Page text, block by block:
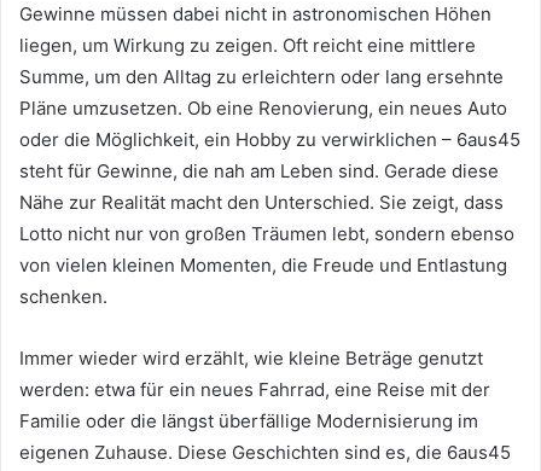
Gewinne müssen dabei nicht in astronomischen Höhen
liegen, um Wirkung zu zeigen. Oft reicht eine mittlere
Summe, um den Alltag zu erleichtern oder lang ersehnte
Pläne umzusetzen. Ob eine Renovierung, ein neues Auto
oder die Möglichkeit, ein Hobby zu verwirklichen – 6aus45
steht für Gewinne, die nah am Leben sind. Gerade diese
Nähe zur Realität macht den Unterschied. Sie zeigt, dass
Lotto nicht nur von großen Träumen lebt, sondern ebenso
von vielen kleinen Momenten, die Freude und Entlastung
schenken.
Immer wieder wird erzählt, wie kleine Beträge genutzt
werden: etwa für ein neues Fahrrad, eine Reise mit der
Familie oder die längst überfällige Modernisierung im
eigenen Zuhause. Diese Geschichten sind es, die 6aus45